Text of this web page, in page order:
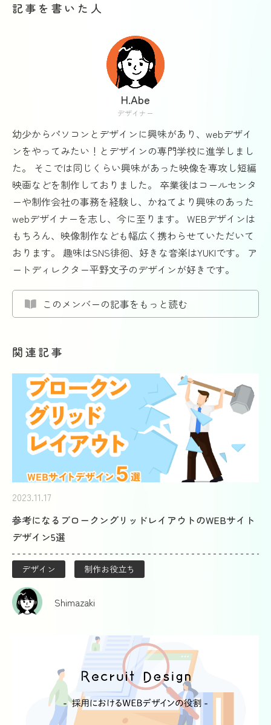
記事を書いた人
H.Abe
デザイナー
幼少からパソコンとデザインに興味があり、webデザイ
ンをやってみたい！とデザインの専門学校に進学しまし
た。 そこでは同じくらい興味があった映像を専攻し短編
映画などを制作しておりました。 卒業後はコールセンタ
ーや制作会社の事務を経験し、かねてより興味のあった
webデザイナーを志し、今に至ります。 WEBデザインは
もちろん、映像制作なども幅広く携わらせていただいて
おります。 趣味はSNS徘徊、好きな音楽はYUKIです。 ア
ートディレクター平野文子のデザインが好きです。
このメンバーの記事をもっと読む
関連記事
2023.11.17
参考になるブロークングリッドレイアウトのWEBサイト
デザイン5選
デザイン 制作お役立ち
Shimazaki